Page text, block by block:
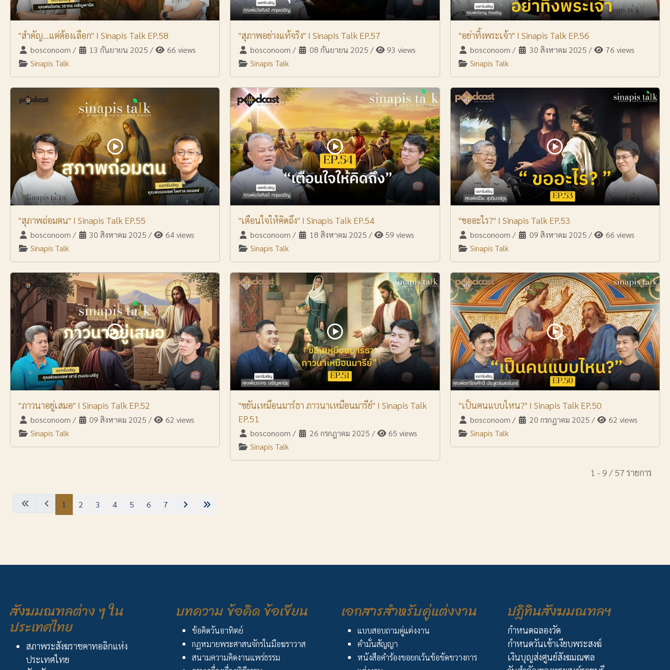
"สำคัญ...แต่ต้องเลือก" I Sinapis Talk EP.58
bosconoom / 13 กันยายน 2025 /
66 views
Sinapis Talk
"สุภาพอย่างแท้จริง" I Sinapis Talk EP.57
bosconoom / 08 กันยายน 2025 /
93 views
Sinapis Talk
"อย่าทิ้งพระเจ้า" I Sinapis Talk EP.56
bosconoom / 30 สิงหาคม 2025 /
76 views
Sinapis Talk
"สุภาพถ่อมตน" I Sinapis Talk EP.55
bosconoom / 30 สิงหาคม 2025 /
64 views
Sinapis Talk
"เตือนใจให้คิดถึง" I Sinapis Talk EP.54
bosconoom / 18 สิงหาคม 2025 /
59 views
Sinapis Talk
"ขออะไร?" I Sinapis Talk EP.53
bosconoom / 09 สิงหาคม 2025 /
66 views
Sinapis Talk
"ภาวนาอยู่เสมอ" I Sinapis Talk EP.52
bosconoom / 09 สิงหาคม 2025 /
62 views
Sinapis Talk
"ขยันเหมือนมาร์ธา ภาวนาเหมือนมารีย์" I Sinapis Talk
EP.51
bosconoom / 26 กรกฎาคม 2025 /
65 views
Sinapis Talk
"เป็นคนแบบไหน?" I Sinapis Talk EP.50
bosconoom / 20 กรกฎาคม 2025 /
62 views
Sinapis Talk
1 - 9 / 57 รายการ
1 2 3 4 5 6 7
สังฆมณฑลต่าง ๆ ใน
ประเทศไทย
สภาพระสังฆราชคาทอลิกแห่ง
ประเทศไทย
บทความ ข้อคิด ข้อเขียน
ข้อคิดวันอาทิตย์
กฏหมายพระศาสนจักรในมือฆราวาส
สนามความคิดงานแพร่ธรรม
เอกสารสำหรับคู่แต่งงาน
แบบสอบถามคู่แต่งงาน
คำมั่นสัญญา
หนังสือคำร้องขอยกเว้นข้อขัดขวางการ
ปฏิทินสังฆมณฑลฯ
กำหนดฉลองวัด
กำหนดวันเข้าเงียบพระสงฆ์
เงินบุญส่งศูนย์สังฆมณฑล